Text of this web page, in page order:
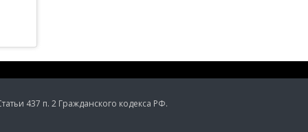
437 п. 2 Гражданского кодекса РФ.